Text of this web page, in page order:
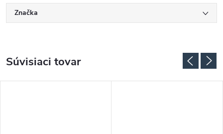
Značka
Súvisiaci tovar